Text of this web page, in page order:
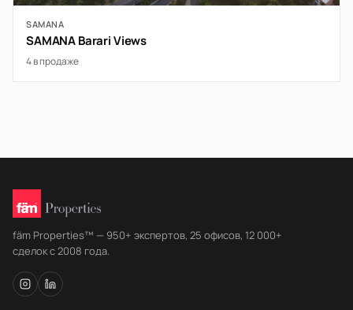
SAMANA
SAMANA Barari Views
4 в продаже
fäm Properties™ — 950+ экспертов, 25 офисов, 12 000+
сделок с 2008 года.